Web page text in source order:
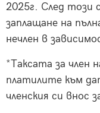
2025г. След този
заплащане на
нечлен в
*Таксата за член
платилите към
членския си внос